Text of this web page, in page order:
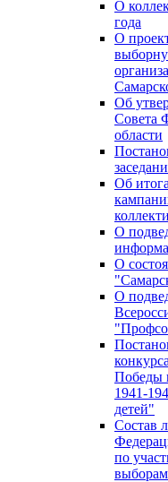
О
года
О
Об
Совета
области
Об
О
О
О
Победы
1941-
детей"
Состав
по